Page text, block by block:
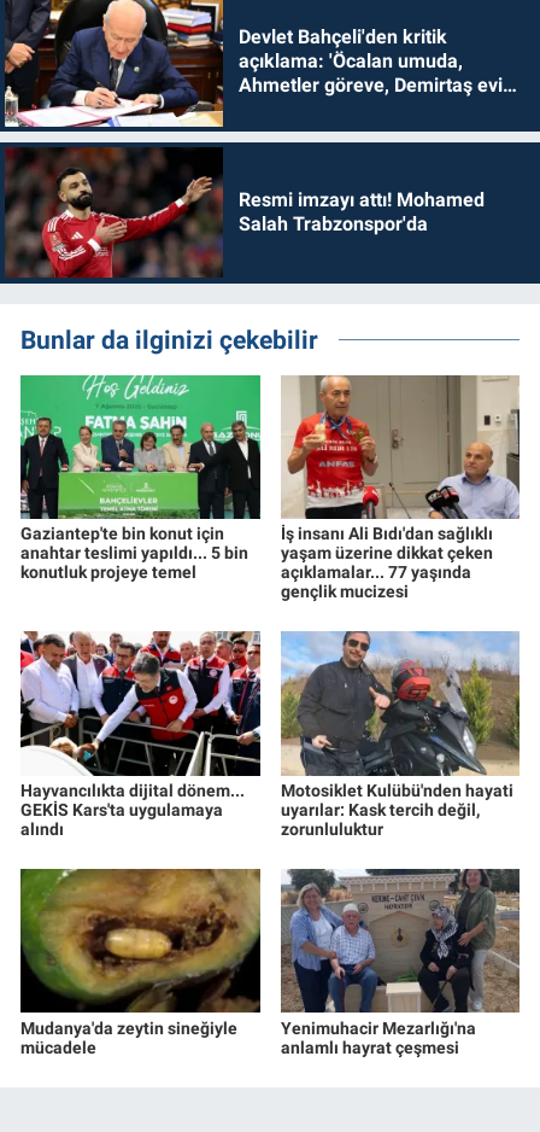
Devlet Bahçeli'den kritik
açıklama: 'Öcalan umuda,
Ahmetler göreve, Demirtaş evine
Resmi imzayı attı! Mohamed
Salah Trabzonspor'da
Bunlar da ilginizi çekebilir
Gaziantep'te bin konut için
anahtar teslimi yapıldı... 5 bin
konutluk projeye temel
İş insanı Ali Bıdı'dan sağlıklı
yaşam üzerine dikkat çeken
açıklamalar... 77 yaşında
gençlik mucizesi
Hayvancılıkta dijital dönem...
GEKİS Kars'ta uygulamaya
alındı
Motosiklet Kulübü'nden hayati
uyarılar: Kask tercih değil,
zorunluluktur
Mudanya'da zeytin sineğiyle
mücadele
Yenimuhacir Mezarlığı'na
anlamlı hayrat çeşmesi